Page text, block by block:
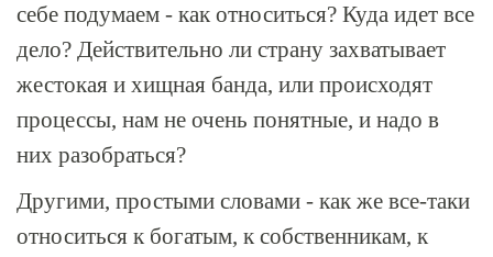
себе подумаем - как относиться? Куда идет все
дело? Действительно ли страну захватывает
жестокая и хищная банда, или происходят
процессы, нам не очень понятные, и надо в
них разобраться?
Другими, простыми словами - как же все-таки
относиться к богатым, к собственникам, к